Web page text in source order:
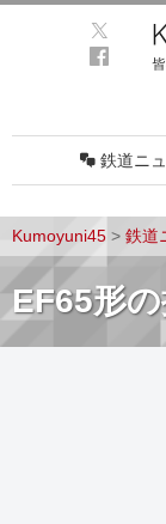
鉄道ニ
車両
ルー
Kumoyuni45 > 鉄道
EF65形